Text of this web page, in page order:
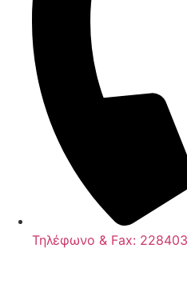
Τηλέφωνο & Fax: